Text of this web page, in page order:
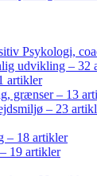
Psykologi,
udvikling – 32
artikler
grænser – 13
– 23
– 18 artikler
19 artikler